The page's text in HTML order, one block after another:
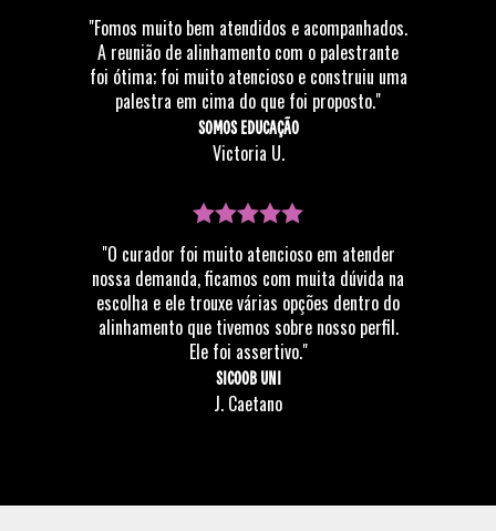
"Fomos muito bem atendidos e acompanhados.
A reunião de alinhamento com o palestrante
foi ótima; foi muito atencioso e construiu uma
palestra em cima do que foi proposto."
SOMOS EDUCAÇÃO
Victoria U.
"O curador foi muito atencioso em atender
nossa demanda, ficamos com muita dúvida na
escolha e ele trouxe várias opções dentro do
alinhamento que tivemos sobre nosso perfil.
Ele foi assertivo."
SICOOB UNI
J. Caetano